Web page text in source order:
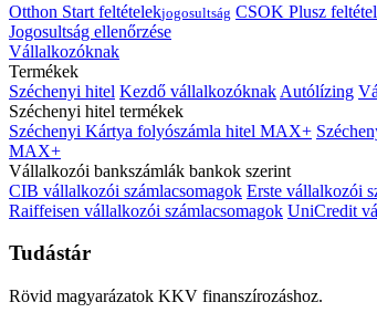
Otthon Start feltételekjogosultság CSOK Plusz
Jogosultság ellenőrzése
Vállalkozóknak
Termékek
Széchenyi hitel Kezdő vállalkozóknak Autólízing
Széchenyi hitel termékek
Széchenyi Kártya folyószámla hitel MAX+
MAX+
Vállalkozói bankszámlák bankok szerint
CIB vállalkozói számlacsomagok Erste vállalkozói
Raiffeisen vállalkozói számlacsomagok UniCredit
Tudástár
Rövid magyarázatok KKV finanszírozáshoz.